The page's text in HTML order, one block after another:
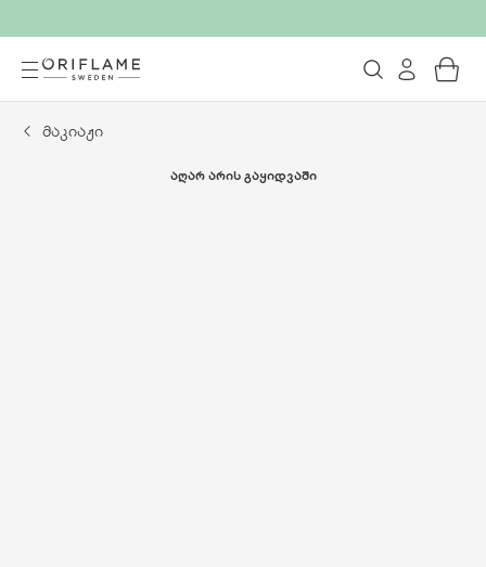
მაკიაჟი
ᲐᲦᲐᲠ ᲐᲠᲘᲡ ᲒᲐᲧᲘᲓᲕᲐᲨᲘ